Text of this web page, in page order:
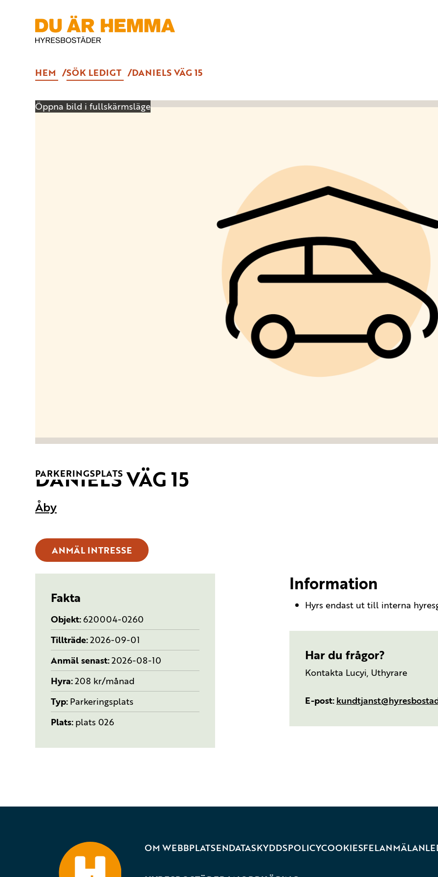
HEM SÖK LEDIGT DANIELS VÄG 15
Öppna bild i fullskärmsläge
TYP:
PARKERINGSPLATS
DANIELS VÄG 15
Åby
ANMÄL INTRESSE
Fakta
Objekt 620004-0260
Tillträde 2026-09-01
Anmäl senast 2026-08-10
Hyra 208 kr/månad
Typ Parkeringsplats
Plats plats 026
Information
Hyrs endast ut till interna
Har du frågor?
Kontakta Lucyi, Uthyrare
E-post
OM WEBBPLATSENDATASKYDDSPOLICYCOOKIESFELANMÄLAN